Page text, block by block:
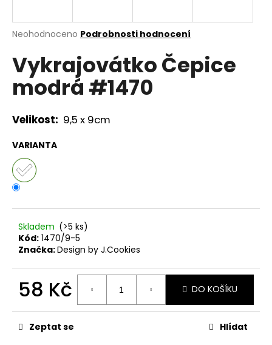
Průměrné
produktu
je
hvězdiček.
Neohodnoceno Podrobnosti hodnocení
Vykrajovátko Čepice
modrá #1470
Velikost: 9,5 x 9cm
VARIANTA
Skladem (>5 ks)
Kód: 1470/9-5
Značka:Design by J.Cookies
58 Kč
cena:
DO KOŠÍKU
Zeptat se Hlídat
j
t
?
D
o
p
o
č
e
m